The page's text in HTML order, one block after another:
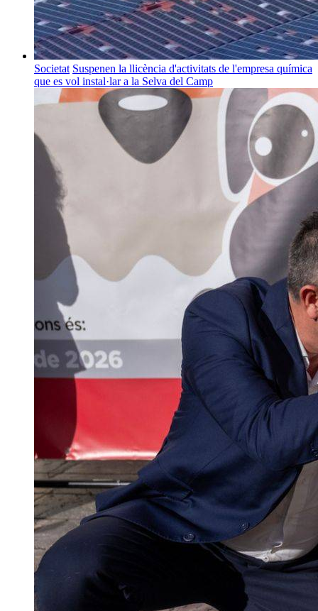
Societat Suspenen la llicència d'activitats de l'empresa química
que es vol instal·lar a la Selva del Camp